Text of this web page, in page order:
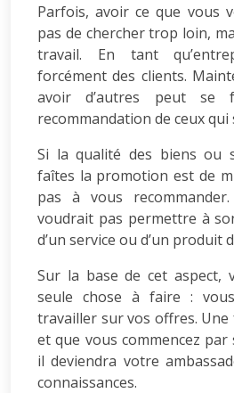
Parfois, avoir ce que vous
pas de chercher trop loin,
travail. En tant
forcément des clients.
avoir d’autres peut
recommandation de ceux qui
Si la qualité des biens ou
faîtes la promotion est de
pas à vous
voudrait pas permettre à
d’un service ou d’un produit
Sur la base de cet aspect,
seule chose à faire :
travailler sur vos offres. Une
et que vous commencez
il deviendra votre
connaissances.